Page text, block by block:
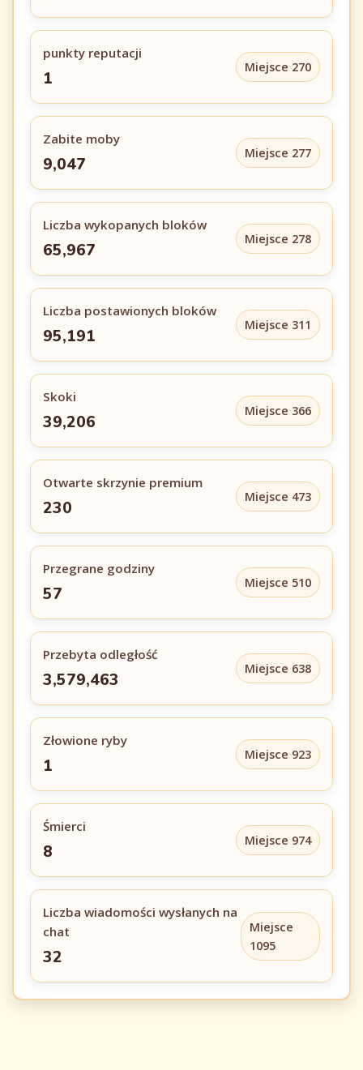
punkty reputacji
1
Miejsce 270
Zabite moby
9,047
Miejsce 277
Liczba wykopanych bloków
65,967
Miejsce 278
Liczba postawionych bloków
95,191
Miejsce 311
Skoki
39,206
Miejsce 366
Otwarte skrzynie premium
230
Miejsce 473
Przegrane godziny
57
Miejsce 510
Przebyta odległość
3,579,463
Miejsce 638
Złowione ryby
1
Miejsce 923
Śmierci
8
Miejsce 974
Liczba wiadomości wysłanych na
chat
32
Miejsce
1095